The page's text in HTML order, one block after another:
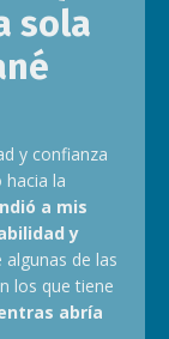
sola
y confianza
hacia la
a mis
y
de las
los que tiene
abría